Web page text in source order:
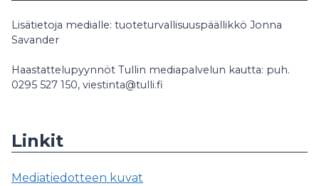
Lisätietoja medialle: tuoteturvallisuuspäällikkö Jonna
Savander
Haastattelupyynnöt Tullin mediapalvelun kautta: puh.
0295 527 150, viestinta@tulli.fi
Linkit
Mediatiedotteen kuvat